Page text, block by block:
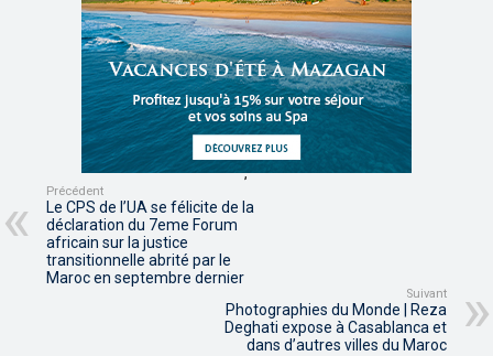
,,
Précédent
Le CPS de l’UA se félicite de la
déclaration du 7eme Forum
africain sur la justice
transitionnelle abrité par le
Maroc en septembre dernier
Suivant
Photographies du Monde | Reza
Deghati expose à Casablanca et
dans d’autres villes du Maroc